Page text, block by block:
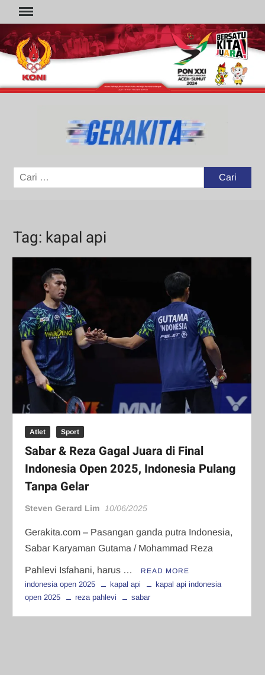
to
content
Olahraga
Cari
untuk:
Tag: kapal api
Atlet Sport
Sabar & Reza Gagal Juara di Final
Indonesia Open 2025, Indonesia Pulang
Tanpa Gelar
Steven Gerard Lim 10/06/2025
Gerakita.com – Pasangan ganda putra Indonesia,
Sabar Karyaman Gutama / Mohammad Reza
Pahlevi Isfahani, harus … READ MORE
indonesia open 2025 kapal api
kapal api indonesia
open 2025
reza pahlevi sabar